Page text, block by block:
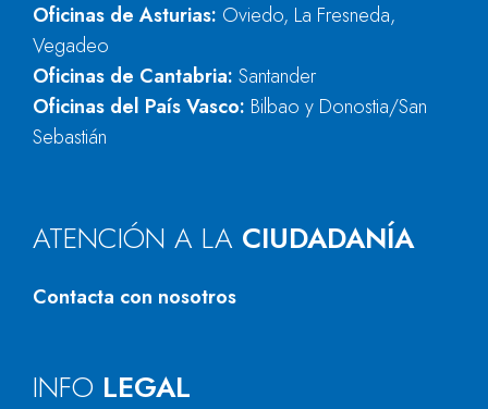
Oficinas de Asturias: Oviedo, La Fresneda,
Vegadeo
Oficinas de Cantabria: Santander
Oficinas del País Vasco: Bilbao y Donostia/San
Sebastián
ATENCIÓN A LA CIUDADANÍA
Contacta con nosotros
INFO LEGAL